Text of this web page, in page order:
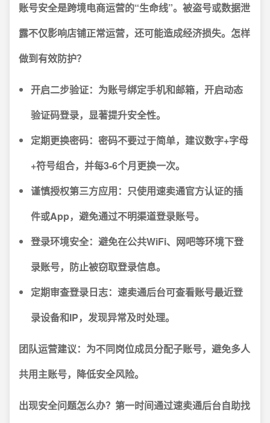
账号安全是跨境电商运营的“生命线”。被盗号或数据泄
露不仅影响店铺正常运营，还可能造成经济损失。怎样
做到有效防护？
开启二步验证：为账号绑定手机和邮箱，开启动态
验证码登录，显著提升安全性。
定期更换密码：密码不要过于简单，建议数字+字母
+符号组合，并每3-6个月更换一次。
谨慎授权第三方应用：只使用速卖通官方认证的插
件或App，避免通过不明渠道登录账号。
登录环境安全：避免在公共WiFi、网吧等环境下登
录账号，防止被窃取登录信息。
定期审查登录日志：速卖通后台可查看账号最近登
录设备和IP，发现异常及时处理。
团队运营建议： 为不同岗位成员分配子账号，避免多人
共用主账号，降低安全风险。
出现安全问题怎么办？ 第一时间通过速卖通后台自助找